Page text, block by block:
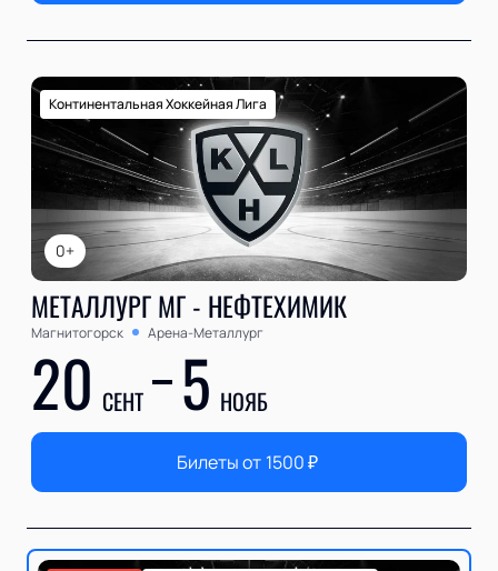
0+
Континентальная Хоккейная Лига
МЕТАЛЛУРГ МГ - НЕФТЕХИМИК
Магнитогорск Арена-Металлург
20 СЕНТ 5 НОЯБ
Билеты от 1500₽